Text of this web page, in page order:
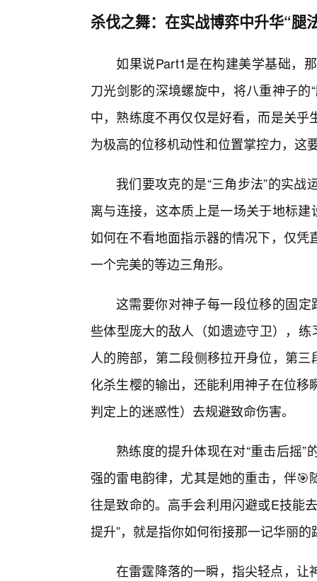
杀伐之舞：在实战博弈中升华“腿
如果说Part1是在构建美学基础，
刀光剑影的深境螺旋中，将八重神子
中，熟练度不再仅仅是好看，而是关
为极高的位移机动性和位置掌控力，这
我们要攻克的是“三角步法”的实
离与连接，这本质上是一场关于地标
如何在不看地面指示器的情况下，仅
一个完美的等边三角形。
这需要你对神子每一段位移的固
些体型庞大的敌人（如遗迹守卫），
人的胯部，第二段侧移拉开身位，第
化杀生樱的输出，还能利用神子在位
判定上的迷惑性）去规避致命伤害。
熟练度的提升体现在对“重击后摇
强的雷电韵律，尤其是她的重击，伴
往是致命的。高手会利用闪避或E技能
提升”，就是指你如何衔接那一记华丽的
在雷霆降落的一瞬，指尖轻点，让